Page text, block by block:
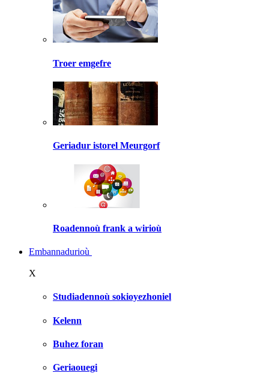
Troer emgefre
Geriadur istorel Meurgorf
Roadennoù frank a wirioù
Embannadurioù
X
Studiadennoù sokioyezhoniel
Kelenn
Buhez foran
Geriaouegi